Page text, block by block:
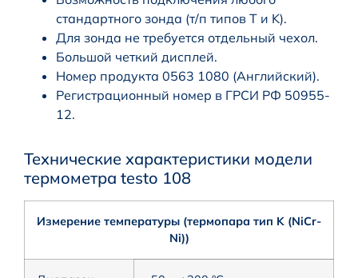
стандартного зонда (т/п типов T и K).
Для зонда не требуется отдельный чехол.
Большой четкий дисплей.
Номер продукта 0563 1080 (Английский).
Регистрационный номер в ГРСИ РФ 50955-
12.
Технические характеристики модели
термометра testo 108
Измерение температуры (термопара тип K (NiCr-
Ni))